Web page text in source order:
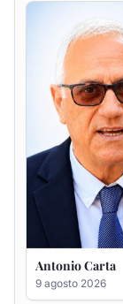
9 agosto 2026